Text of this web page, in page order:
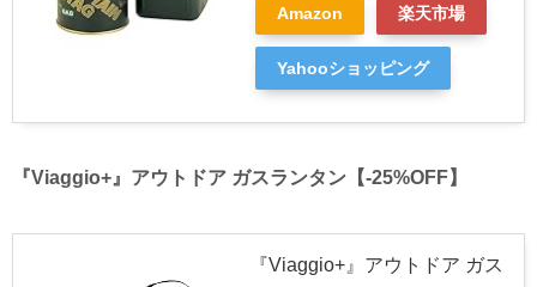
Amazon 楽天市場
Yahooショッピング
『Viaggio+』アウトドア ガスランタン【-25%OFF】
『Viaggio+』アウトドア ガス